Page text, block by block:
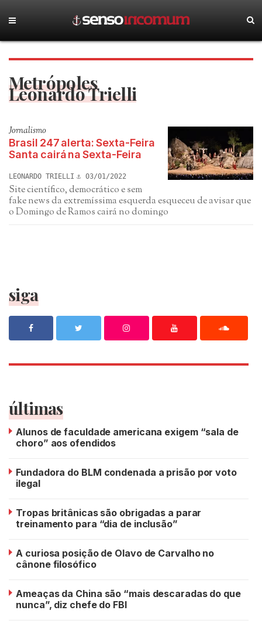
Metrópoles
Leonardo Trielli
Jornalismo
Brasil 247 alerta: Sexta-Feira
Santa cairá na Sexta-Feira
LEONARDO TRIELLI 03/01/2022
Site científico, democrático e sem
fake news da extremíssima esquerda esqueceu de avisar que
o Domingo de Ramos cairá no domingo
siga
últimas
Alunos de faculdade americana exigem “sala de
choro” aos ofendidos
Fundadora do BLM condenada a prisão por voto
ilegal
Tropas britânicas são obrigadas a parar
treinamento para “dia de inclusão”
A curiosa posição de Olavo de Carvalho no
cânone filosófico
Ameaças da China são “mais descaradas do que
nunca”, diz chefe do FBI